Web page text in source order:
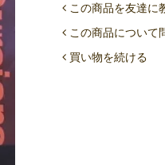
この商品を友達に
この商品について
買い物を続ける